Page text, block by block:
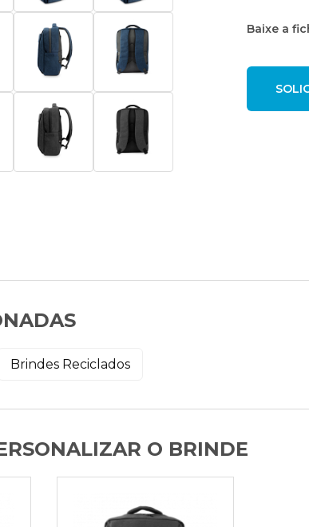
Baixe a
Brindes Reciclados
O BRINDE